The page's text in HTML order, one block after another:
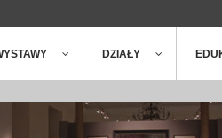
DZIAŁY